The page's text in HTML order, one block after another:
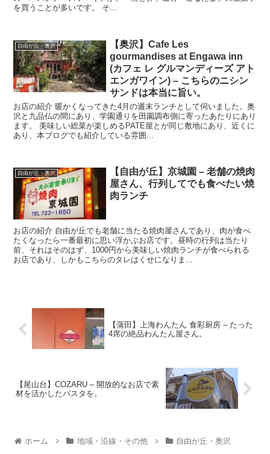
を買うことが多いです。 そ...
自由が丘・奥沢
【奥沢】Cafe Les
gourmandises at Engawa inn
(カフェ レ グルマンディーズ アト
エンガワイン) – こちらのニシン
サンドは本当に旨い。
お店の紹介 暖かくなってきた4月の週末ランチとして伺いました。奥
沢と九品仏の間にあり、学園通りを田園調布側に寄ったあたりにあり
ます。 美味しい総菜が楽しめるPATE屋とが同じ敷地にあり、近くに
あり、本ブログでも紹介している雰囲...
自由が丘・奥沢
【自由が丘】京城園 – 老舗の焼肉
屋さん、行列してでも食べたい焼
肉ランチ
お店の紹介 自由が丘でも老舗に当たる焼肉屋さんであり、肉が食べ
たくなったら一番最初に思い浮かぶお店です。昼時の行列は当たり
前、それはそのはず、1000円から美味しい焼肉ランチが食べられる
お店であり、しかもこちらのタレはくせになりま...
【蒲田】上海わんたん 食彩厨房 – たった
4席の絶品わんたん屋さん。
【尾山台】COZARU – 開放的なお店で素
材を活かしたパスタを。
ホーム 地域・沿線・その他 自由が丘・奥沢